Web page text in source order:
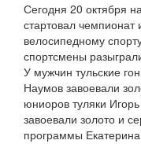
Сегодня 20 октября
стартовал чемпионат
велосипедному
спортсмены
У мужчин тульские
Наумов завоевали
юниоров туляки
завоевали золото и
программы